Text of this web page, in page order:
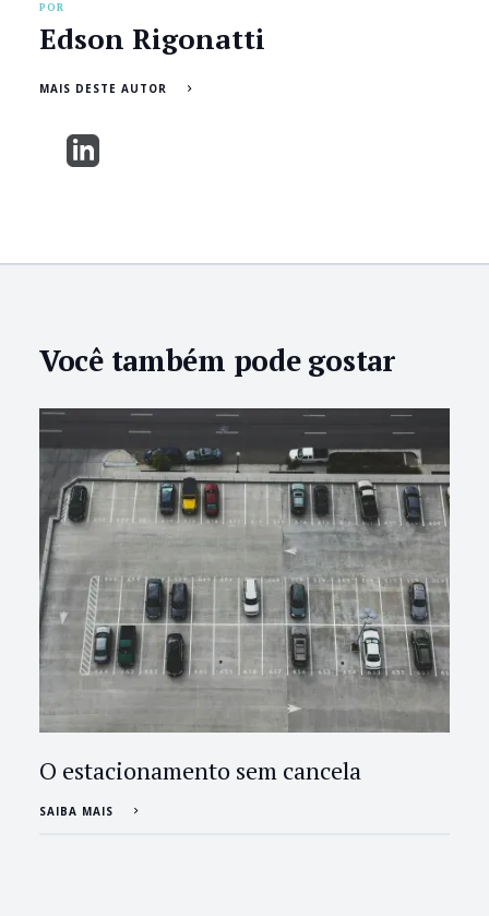
POR
Edson Rigonatti
MAIS DESTE AUTOR
Você também pode gostar
O estacionamento sem cancela
SAIBA MAIS